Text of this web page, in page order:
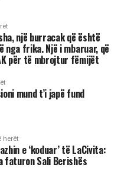
një burracak që është
nga frika. Një i mbaruar, që
për të mbrojtur fëmijët
mund t’i japë fund
herët
e ‘koduar’ të LaCivita:
faturon Sali Berishës